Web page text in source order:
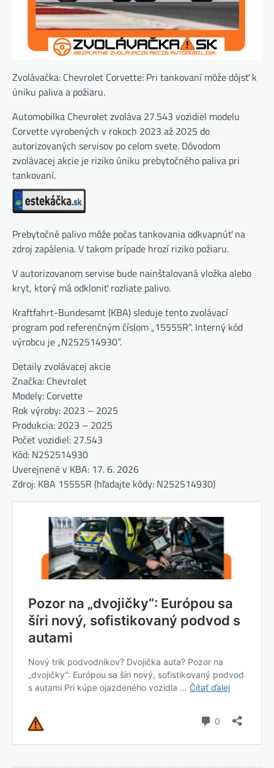
Zvolávačka: Chevrolet Corvette: Pri tankovaní môže dôjsť k
úniku paliva a požiaru.
Automobilka Chevrolet zvoláva 27.543 vozidiel modelu
Corvette vyrobených v rokoch 2023 až 2025 do
autorizovaných servisov po celom svete. Dôvodom
zvolávacej akcie je riziko úniku prebytočného paliva pri
tankovaní.
Prebytočné palivo môže počas tankovania odkvapnúť na
zdroj zapálenia. V takom prípade hrozí riziko požiaru.
V autorizovanom servise bude nainštalovaná vložka alebo
kryt, ktorý má odkloniť rozliate palivo.
Kraftfahrt-Bundesamt (KBA) sleduje tento zvolávací
program pod referenčným číslom „15555R“. Interný kód
výrobcu je „N252514930“.
Detaily zvolávacej akcie
Značka: Chevrolet
Modely: Corvette
Rok výroby: 2023 – 2025
Produkcia: 2023 – 2025
Počet vozidiel: 27.543
Kód: N252514930
Uverejnené v KBA: 17. 6. 2026
Zdroj: KBA 15555R (hľadajte kódy: N252514930)